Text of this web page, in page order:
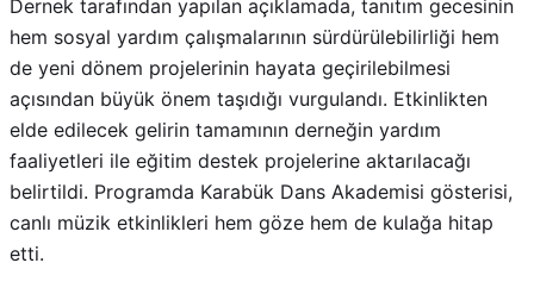
Dernek tarafından yapılan açıklamada, tanıtım gecesinin
hem sosyal yardım çalışmalarının sürdürülebilirliği hem
de yeni dönem projelerinin hayata geçirilebilmesi
açısından büyük önem taşıdığı vurgulandı. Etkinlikten
elde edilecek gelirin tamamının derneğin yardım
faaliyetleri ile eğitim destek projelerine aktarılacağı
belirtildi. Programda Karabük Dans Akademisi gösterisi,
canlı müzik etkinlikleri hem göze hem de kulağa hitap
etti.